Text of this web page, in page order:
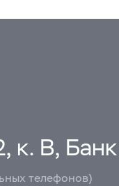
к. В,
телефонов)